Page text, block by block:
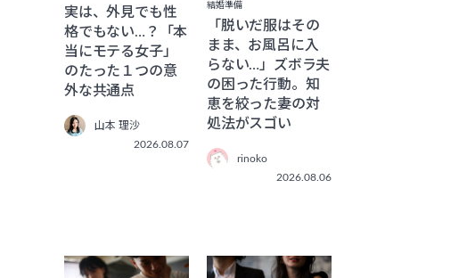
実は、外見でも性
格でもない…？「本
当にモテる女子」
のたった１つの意
外な共通点
山本 理沙
2026.08.07
結婚準備
「脱いだ服はその
まま、お風呂に入
らない…」ズボラ夫
の困った行動。知
恵を絞った妻の対
処法がスゴい
rinoko
2026.08.06